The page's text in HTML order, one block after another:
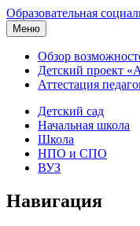
Образовательная
Меню
Обзор
Детский проект
Аттестация
Детский сад
Начальная школа
Школа
НПО и СПО
ВУЗ
Навигация